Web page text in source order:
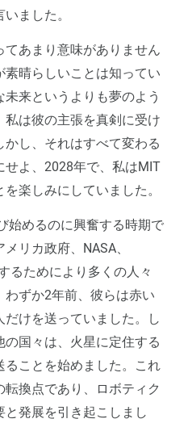
ました。
あまり意味がありません
晴らしいことは知ってい
来というよりも夢のよう
は彼の主張を真剣に受け
し、それはすべて変わる
せよ、2028年で、私はMIT
楽しみにしていました。
始めるのに興奮する時期で
リカ政府、NASA、
るためにより多くの人々
わずか2年前、彼らは赤い
けを送っていました。し
国々は、火星に定住する
ことを始めました。これ
換点であり、ロボティク
発展を引き起こしまし